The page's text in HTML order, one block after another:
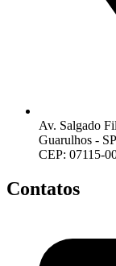
Av. Salgado
Guarulhos - SP
CEP: 07115-
Contatos